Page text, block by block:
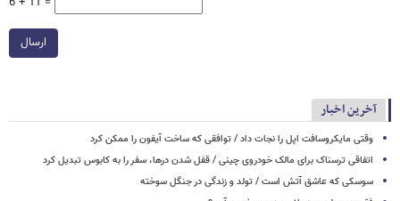
ارسال
آخرین اخبار
وقتی مایکروسافت اپل را نجات داد / توافقی که ساخت آیفون را ممکن کرد
اتفاقی ترسناک برای مالک خودروی چینی / قفل شدن درها، سفر را به کابوس تبدیل کرد
سوسکی که عاشق آتش است / تولد و زندگی در جنگل سوخته